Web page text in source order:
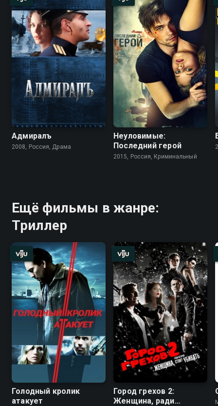
Адмиралъ
2008, Россия, Драма
Неуловимые:
Последний герой
2015, Россия, Криминальный
Ещё фильмы в жанре:
Триллер
Голодный кролик
атакует
Город грехов 2:
Женщина, ради